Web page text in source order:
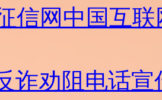
信网 中国互
诈劝阻电话宣